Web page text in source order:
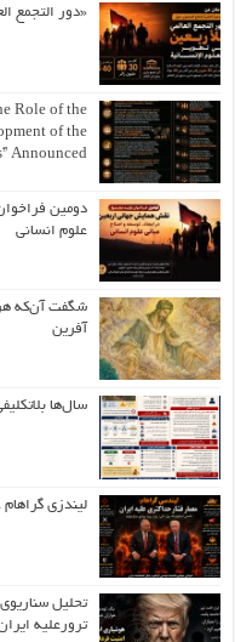
«دور التجمع
Role of the
of the
Announced
دومین
علوم انسانی
شگفت آن‌که
آفرین
سال‌ها بلاتکلیفی
لیندزی
تحلیل
ترورعلیه